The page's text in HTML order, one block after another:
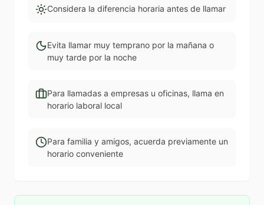
Considera la diferencia horaria antes de llamar
Evita llamar muy temprano por la mañana o
muy tarde por la noche
Para llamadas a empresas u oficinas, llama en
horario laboral local
Para familia y amigos, acuerda previamente un
horario conveniente